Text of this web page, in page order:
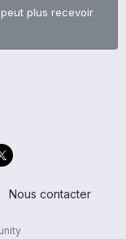
plus recevoir
Nous contacter